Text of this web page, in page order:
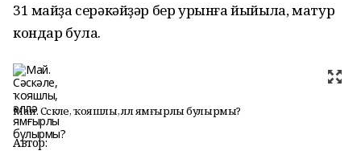
31 майҙа серәкәйҙәр бер урынға йыйылһа, матур
кондар була.
Май. Сәскәле, ҡояшлы, әллә ямғырлы булырмы?
Автор: